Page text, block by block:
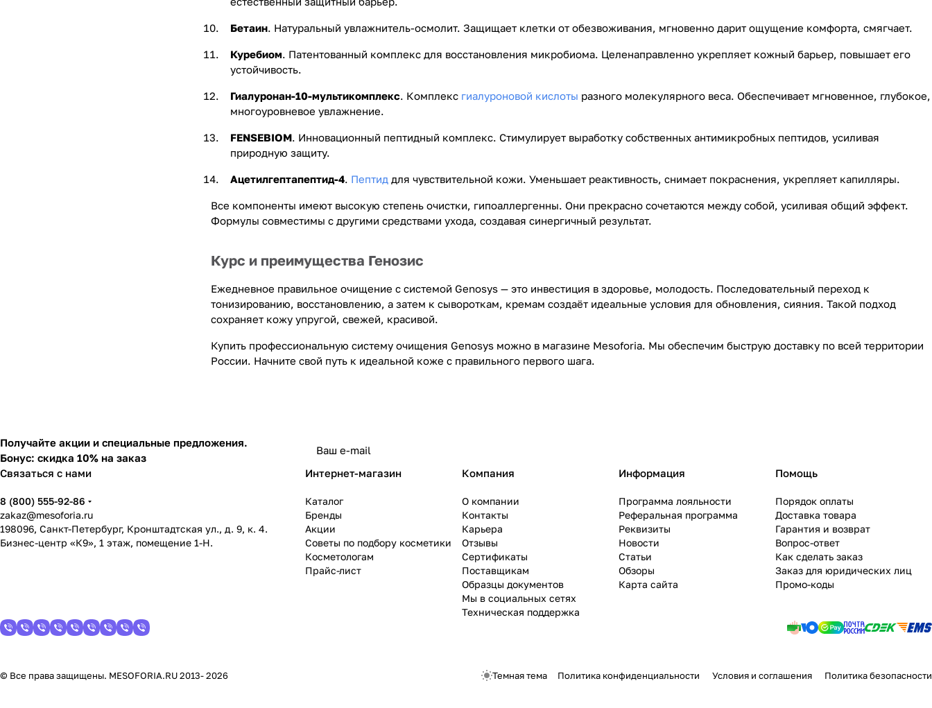
Бетаин. Натуральный увлажнитель-осмолит. Защищает клетки от обезвоживания, мгновенно дарит ощущение комфорта, смягчает.
Куребиом. Патентованный комплекс для восстановления микробиома. Целенаправленно укрепляет кожный барьер, повышает его
устойчивость.
Гиалуронан-10-мультикомплекс. Комплекс гиалуроновой кислоты разного молекулярного веса. Обеспечивает мгновенное, глубокое,
многоуровневое увлажнение.
FENSEBIOM. Инновационный пептидный комплекс. Стимулирует выработку собственных антимикробных пептидов, усиливая
природную защиту.
Ацетилгептапептид-4. Пептид для чувствительной кожи. Уменьшает реактивность, снимает покраснения, укрепляет капилляры.
Все компоненты имеют высокую степень очистки, гипоаллергенны. Они прекрасно сочетаются между собой, усиливая общий эффект.
Формулы совместимы с другими средствами ухода, создавая синергичный результат.
Курс и преимущества Генозис
Ежедневное правильное очищение с системой Genosys — это инвестиция в здоровье, молодость. Последовательный переход к
тонизированию, восстановлению, а затем к сывороткам, кремам создаёт идеальные условия для обновления, сияния. Такой подход
сохраняет кожу упругой, свежей, красивой.
Купить профессиональную систему очищения Genosys можно в магазине Mesoforia. Мы обеспечим быструю доставку по всей территории
России. Начните свой путь к идеальной коже с правильного первого шага.
Получайте акции и специальные предложения.
Бонус: скидка 10% на заказ
Связаться с нами
8 (800) 555-92-86
zakaz@mesoforia.ru
198096, Санкт-Петербург, Кронштадтская ул., д. 9, к. 4.
Бизнес-центр «К9», 1 этаж, помещение 1-Н.
Интернет-магазин
Каталог
Бренды
Акции
Советы по подбору косметики
Косметологам
Прайс-лист
Компания
О компании
Контакты
Карьера
Отзывы
Сертификаты
Поставщикам
Образцы документов
Мы в социальных сетях
Техническая поддержка
Информация
Программа лояльности
Реферальная программа
Реквизиты
Новости
Статьи
Обзоры
Карта сайта
Помощь
Порядок оплаты
Доставка товара
Гарантия и возврат
Вопрос-ответ
Как сделать заказ
Заказ для юридических лиц
Промо-коды
© Все права защищены. MESOFORIA.RU 2013- 2026 Темная тема Политика конфиденциальности Условия и соглашения Политика безопасности